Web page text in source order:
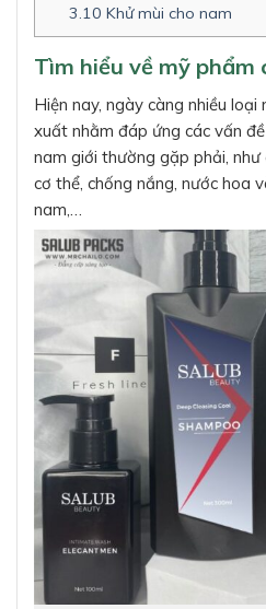
3.10 Khử mùi cho nam
Tìm hiểu về mỹ phẩm
Hiện nay, ngày càng nhiều
xuất nhằm đáp ứng các vấn
nam giới thường gặp phải,
cơ thể, chống nắng, nước hoa
nam,…